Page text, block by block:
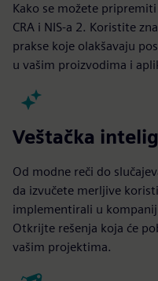
Kako se možete
CRA i NIS-a 2. Koristite
prakse koje olakšavaju
u vašim proizvodima i
Veštačka
Od modne reči do
da izvučete merljive
implementirali u
Otkrijte rešenja koja će
vašim projektima.